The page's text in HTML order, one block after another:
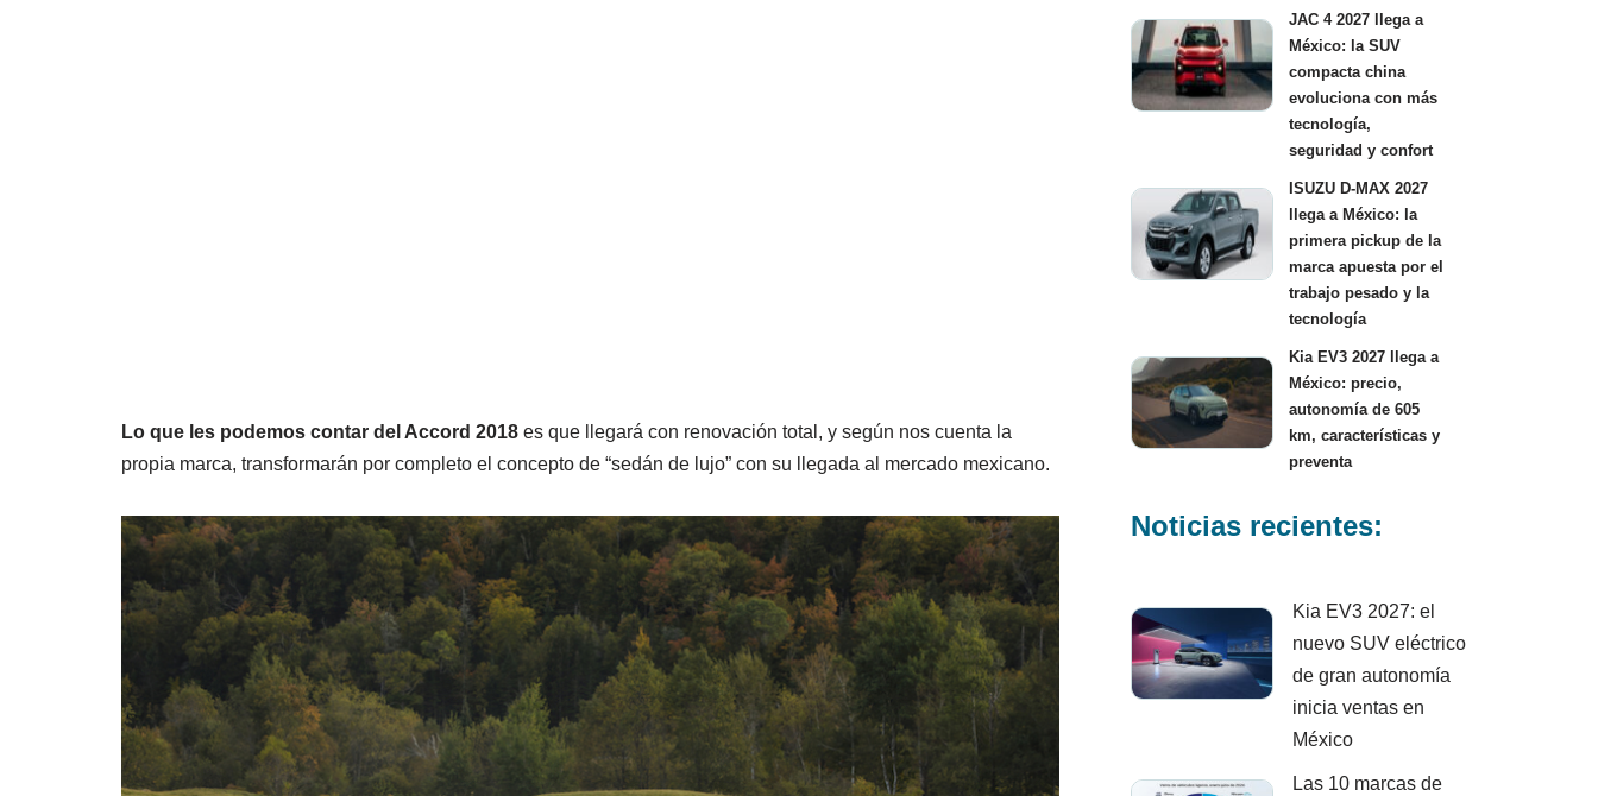
Lo que les podemos contar del Accord 2018 es que llegará con renovación total, y según nos cuenta la
propia marca, transformarán por completo el concepto de “sedán de lujo” con su llegada al mercado mexicano.
JAC 4 2027 llega a
México: la SUV
compacta china
evoluciona con más
tecnología,
seguridad y confort
ISUZU D-MAX 2027
llega a México: la
primera pickup de la
marca apuesta por el
trabajo pesado y la
tecnología
Kia EV3 2027 llega a
México: precio,
autonomía de 605
km, características y
preventa
Noticias recientes:
Kia EV3 2027: el
nuevo SUV eléctrico
de gran autonomía
inicia ventas en
México
Las 10 marcas de